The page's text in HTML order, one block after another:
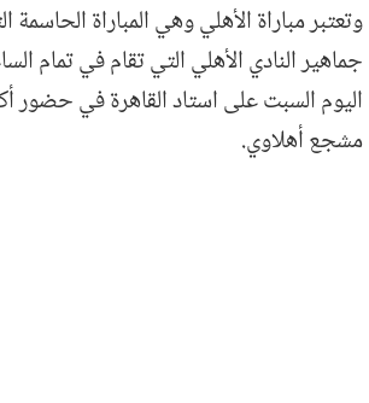
وتعتبر مباراة الأهلي وهي المباراة
جماهير النادي الأهلي التي تقام في تمام
مشجع أهلاوي.